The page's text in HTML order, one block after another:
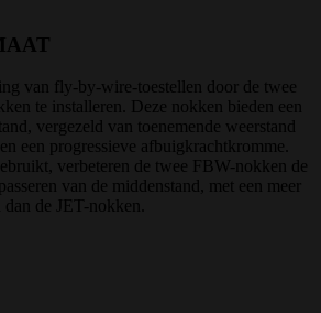
van fly-by-wire-toestellen door de twee
te installeren. Deze nokken bieden een
vergezeld van toenemende weerstand
een progressieve afbuigkrachtkromme.
verbeteren de twee FBW-nokken de
van de middenstand, met een meer
de JET-nokken.